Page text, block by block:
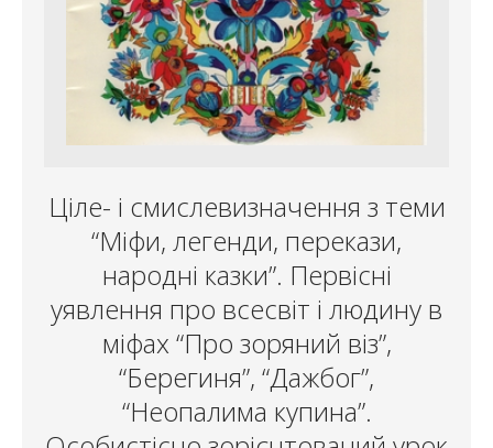
Ціле- і смислевизначення з теми
“Міфи, легенди, перекази,
народні казки”. Первісні
уявлення про всесвіт і людину в
міфах “Про зоряний віз”,
“Берегиня”, “Дажбог”,
“Неопалима купина”.